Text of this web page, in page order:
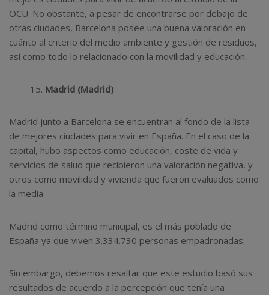
OCU. No obstante, a pesar de encontrarse por debajo de
otras ciudades, Barcelona posee una buena valoración en
cuánto al criterio del medio ambiente y gestión de residuos,
así como todo lo relacionado con la movilidad y educación.
Madrid (Madrid)
Madrid junto a Barcelona se encuentran al fondo de la lista
de mejores ciudades para vivir en España. En el caso de la
capital, hubo aspectos como educación, coste de vida y
servicios de salud que recibieron una valoración negativa, y
otros como movilidad y vivienda que fueron evaluados como
la media.
Madrid como término municipal, es el más poblado de
España ya que viven 3.334.730 personas empadronadas.
Sin embargo, debemos resaltar que este estudio basó sus
resultados de acuerdo a la percepción que tenía una